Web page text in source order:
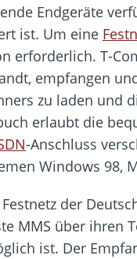
Endgeräte
ist. Um eine
erforderlich. T-
empfangen
zu laden und
erlaubt die
-Anschluss
Windows 98,
der
MMS über ihren
ist. Der